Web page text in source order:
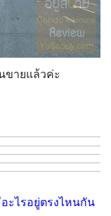
ขายแล้วค่ะ
ะไรอยู่ตรงไหนกัน